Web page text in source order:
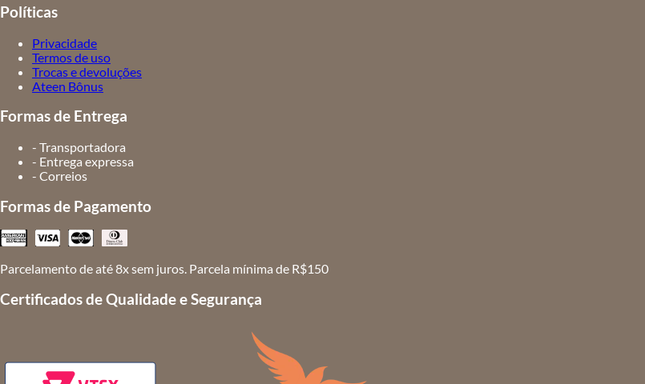
Políticas
Privacidade
Termos de uso
Trocas e devoluções
Ateen Bônus
Formas de Entrega
- Transportadora
- Entrega expressa
- Correios
Formas de Pagamento
Parcelamento de até 8x sem juros. Parcela mínima de R$150
Certificados de Qualidade e Segurança